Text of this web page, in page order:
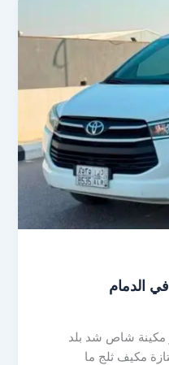
جير مكينة شاص شد بلد
‏مكيف ثلج ما